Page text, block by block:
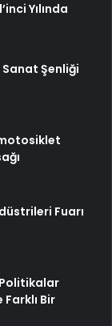
Yılında
Sanat Şenliği
Fuarı
Bir